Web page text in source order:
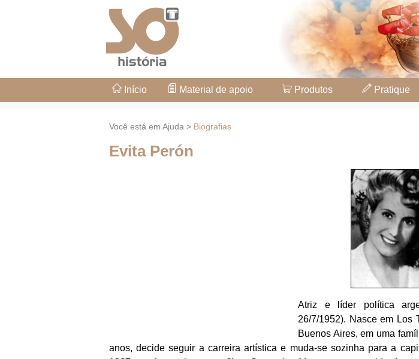
Início Material de apoio Produtos Pratique
Você está em Ajuda > Biografias
Evita Perón
Atriz e líder política
26/7/1952). Nasce em Los
Buenos Aires, em uma
anos, decide seguir a carreira artística e muda-se sozinha para a